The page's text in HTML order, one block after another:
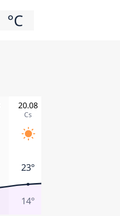
°C
Cs
20.08
23°
14°